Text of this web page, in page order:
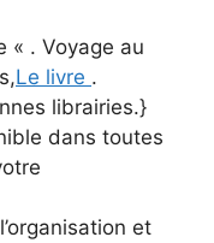
« . Voyage au
Le livre .
librairies.}
dans toutes
et